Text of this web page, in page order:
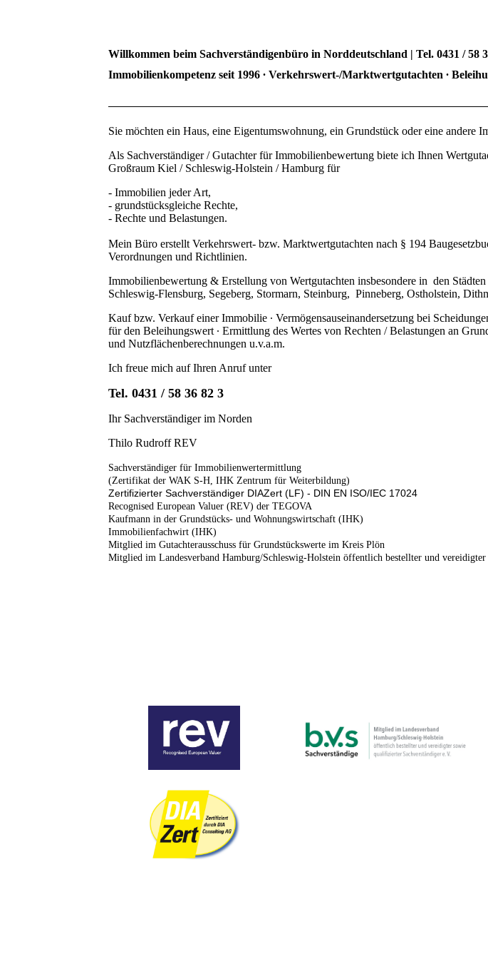
Willkommen beim Sachverständigenbüro in Norddeutschland | Tel. 0431 / 58
Immobilienkompetenz seit 1996 ∙ Verkehrswert-/Marktwertgutachten ∙
Sie möchten ein Haus, eine Eigentumswohnung, ein Grundstück oder eine andere
Als Sachverständiger / Gutachter für Immobilienbewertung biete ich Ihnen
Großraum Kiel / Schleswig-Holstein / Hamburg für
- Immobilien jeder Art,
- grundstücksgleiche Rechte,
- Rechte und Belastungen.
Mein Büro erstellt Verkehrswert- bzw. Marktwertgutachten nach § 194
Verordnungen und Richtlinien.
Immobilienbewertung & Erstellung von Wertgutachten insbesondere in den
Schleswig-Flensburg, Segeberg, Stormarn, Steinburg, Pinneberg, Ostholstein,
Kauf bzw. Verkauf einer Immobilie ∙ Vermögensauseinandersetzung bei
für den Beleihungswert ∙ Ermittlung des Wertes von Rechten / Belastungen an
und Nutzflächenberechnungen u.v.a.m.
Ich freue mich auf Ihren Anruf unter
Tel. 0431 / 58 36 82 3
Ihr Sachverständiger im Norden
Thilo Rudroff REV
Sachverständiger für Immobilienwertermittlung
(Zertifikat der WAK S-H, IHK Zentrum für Weiterbildung)
Zertifizierter Sachverständiger DIAZert (LF) - DIN EN ISO/IEC 17024
Recognised European Valuer (REV) der TEGOVA
Kaufmann in der Grundstücks- und Wohnungswirtschaft (IHK)
Immobilienfachwirt (IHK)
Mitglied im Gutachterausschuss für Grundstückswerte im Kreis Plön
Mitglied im Landesverband Hamburg/Schleswig-Holstein öffentlich bestellter und